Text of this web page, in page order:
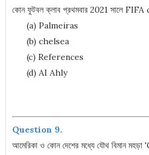
কোন ফুটবল ক্লাব প্রথমবার 2021 সালে
(a) Palmeiras
(b) chelsea
(c) References
(d) AI Ahly
Question 9.
আমেরিকা ও কোন দেশের মধ্যে যৌথ বিমান